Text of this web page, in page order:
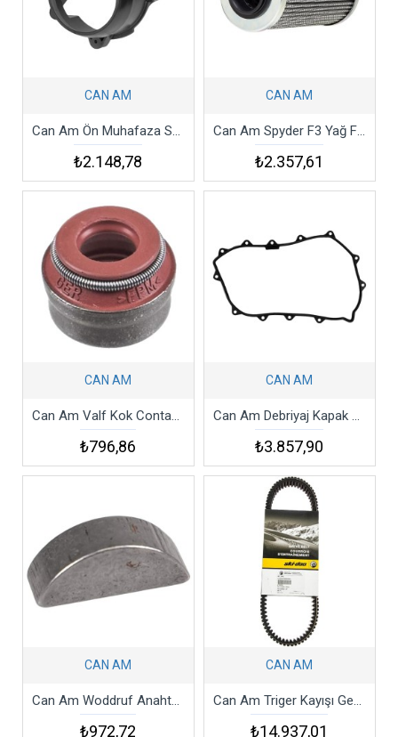
CAN AM
Can Am Ön Muhafaza Sol 2012-2018 Outlander Max 650 1000 Lh Low Front Housıng
₺2.148,78
CAN AM
Can Am Spyder F3 Yağ Filtresi
₺2.357,61
CAN AM
Can Am Valf Kok Contası 2013-2018 Maverıck 1000 Commander Max 1000R
₺796,86
CAN AM
Can Am Debriyaj Kapak Contası Outlander Renegade Commander Maverıck
₺3.857,90
CAN AM
Can Am Woddruf Anahtarı Bombardıer
₺972,72
CAN AM
Can Am Triger Kayışı Gen4 600r 800r 1200r Renegade Summıt Belt Drıve
₺14.937,01